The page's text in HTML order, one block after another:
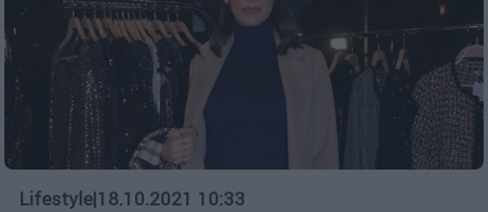
Lifestyle|18.10.2021 10:33